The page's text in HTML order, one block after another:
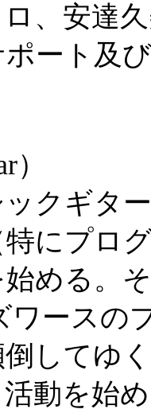
、安達
ート及
クギタ
にプロ
める。
ワースの
してゆ
活動を始